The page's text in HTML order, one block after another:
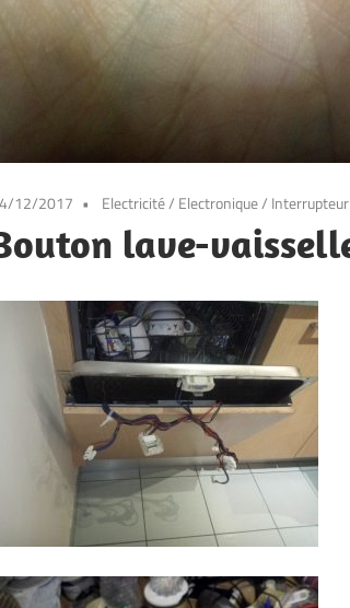
12/2017 Electricité/ Electronique/ Interrupteur
lave-